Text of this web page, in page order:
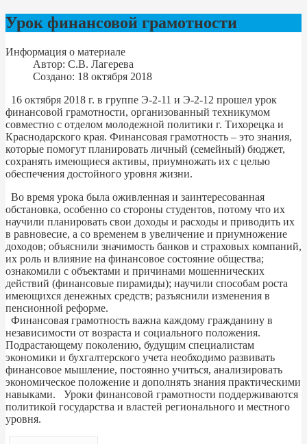
Урок финансовой грамотности
Информация о материале
Автор: С.В. Лагерева
Создано: 18 октября 2018
16 октября 2018 г. в группе Э-2-11 и Э-2-12 прошел урок
финансовой грамотности, организованный техникумом
совместно с отделом молодежной политики г. Тихорецка и
Краснодарского края. Финансовая грамотность – это знания,
которые помогут планировать личный (семейный) бюджет,
сохранять имеющиеся активы, приумножать их с целью
обеспечения достойного уровня жизни.
Во время урока была оживленная и заинтересованная
обстановка, особенно со стороны студентов, потому что их
научили планировать свои доходы и расходы и приводить их
в равновесие, а со временем в увеличение и приумножение
доходов; объяснили значимость банков и страховых компаний,
их роль и влияние на финансовое состояние общества;
ознакомили с объектами и причинами мошеннических
действий (финансовые пирамиды); научили способам роста
имеющихся денежных средств; разъяснили изменения в
пенсионной реформе.
Финансовая грамотность важна каждому гражданину в
независимости от возраста и социального положения.
Подрастающему поколению, будущим специалистам
экономики и бухгалтерского учета необходимо развивать
финансовое мышление, постоянно учиться, анализировать
экономическое положение и дополнять знания практическими
навыками. Уроки финансовой грамотности поддерживаются
политикой государства и властей регионального и местного
уровня.